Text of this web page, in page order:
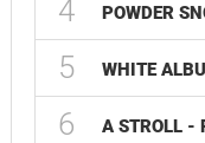
4 POWDER
5 WHITE
6 A STROLL -